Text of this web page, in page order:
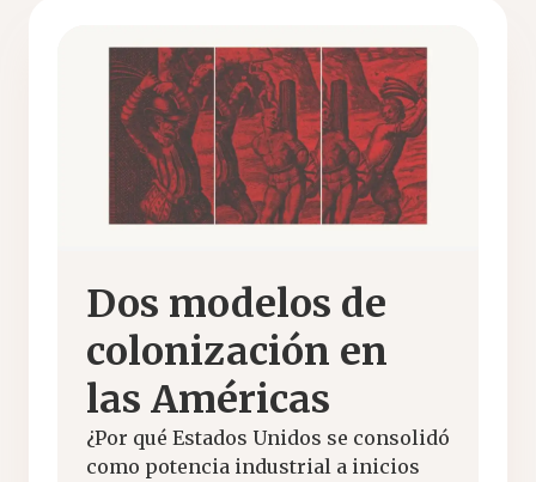
Dos modelos de
colonización en
las Américas
¿Por qué Estados Unidos se consolidó
como potencia industrial a inicios